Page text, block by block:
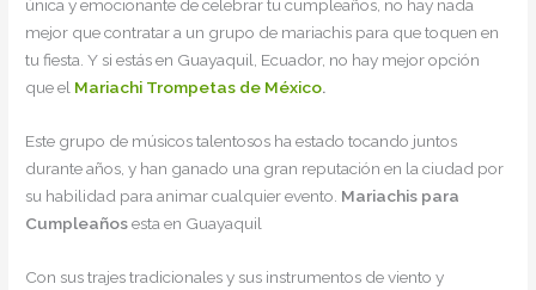
única y emocionante de celebrar tu cumpleaños, no hay nada
mejor que contratar a un grupo de mariachis para que toquen en
tu fiesta. Y si estás en Guayaquil, Ecuador, no hay mejor opción
que el Mariachi Trompetas de México.
Este grupo de músicos talentosos ha estado tocando juntos
durante años, y han ganado una gran reputación en la ciudad por
su habilidad para animar cualquier evento. Mariachis para
Cumpleañosesta en Guayaquil
Con sus trajes tradicionales y sus instrumentos de viento y